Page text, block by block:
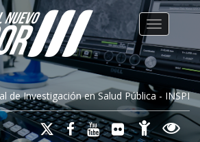
de Investigación en Salud Pública - INSPI
Toggle